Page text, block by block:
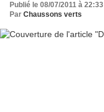
Publié le 08/07/2011 à 22:33
Par Chaussons verts